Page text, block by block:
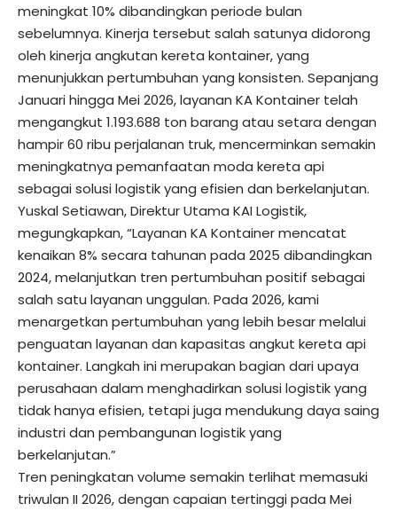
meningkat 10% dibandingkan periode bulan
sebelumnya. Kinerja tersebut salah satunya didorong
oleh kinerja angkutan kereta kontainer, yang
menunjukkan pertumbuhan yang konsisten. Sepanjang
Januari hingga Mei 2026, layanan KA Kontainer telah
mengangkut 1.193.688 ton barang atau setara dengan
hampir 60 ribu perjalanan truk, mencerminkan semakin
meningkatnya pemanfaatan moda kereta api
sebagai solusi logistik yang efisien dan berkelanjutan.
Yuskal Setiawan, Direktur Utama KAI Logistik,
megungkapkan, “Layanan KA Kontainer mencatat
kenaikan 8% secara tahunan pada 2025 dibandingkan
2024, melanjutkan tren pertumbuhan positif sebagai
salah satu layanan unggulan. Pada 2026, kami
menargetkan pertumbuhan yang lebih besar melalui
penguatan layanan dan kapasitas angkut kereta api
kontainer. Langkah ini merupakan bagian dari upaya
perusahaan dalam menghadirkan solusi logistik yang
tidak hanya efisien, tetapi juga mendukung daya saing
industri dan pembangunan logistik yang
berkelanjutan.”
Tren peningkatan volume semakin terlihat memasuki
triwulan II 2026, dengan capaian tertinggi pada Mei